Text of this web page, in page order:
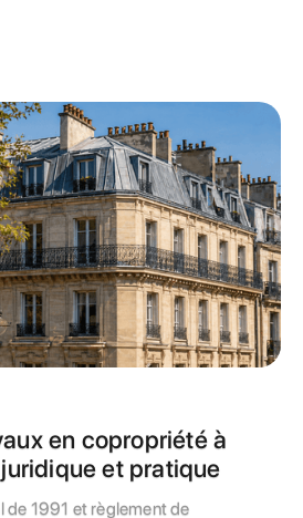
en copropriété à
et pratique
de 1991 et règlement de